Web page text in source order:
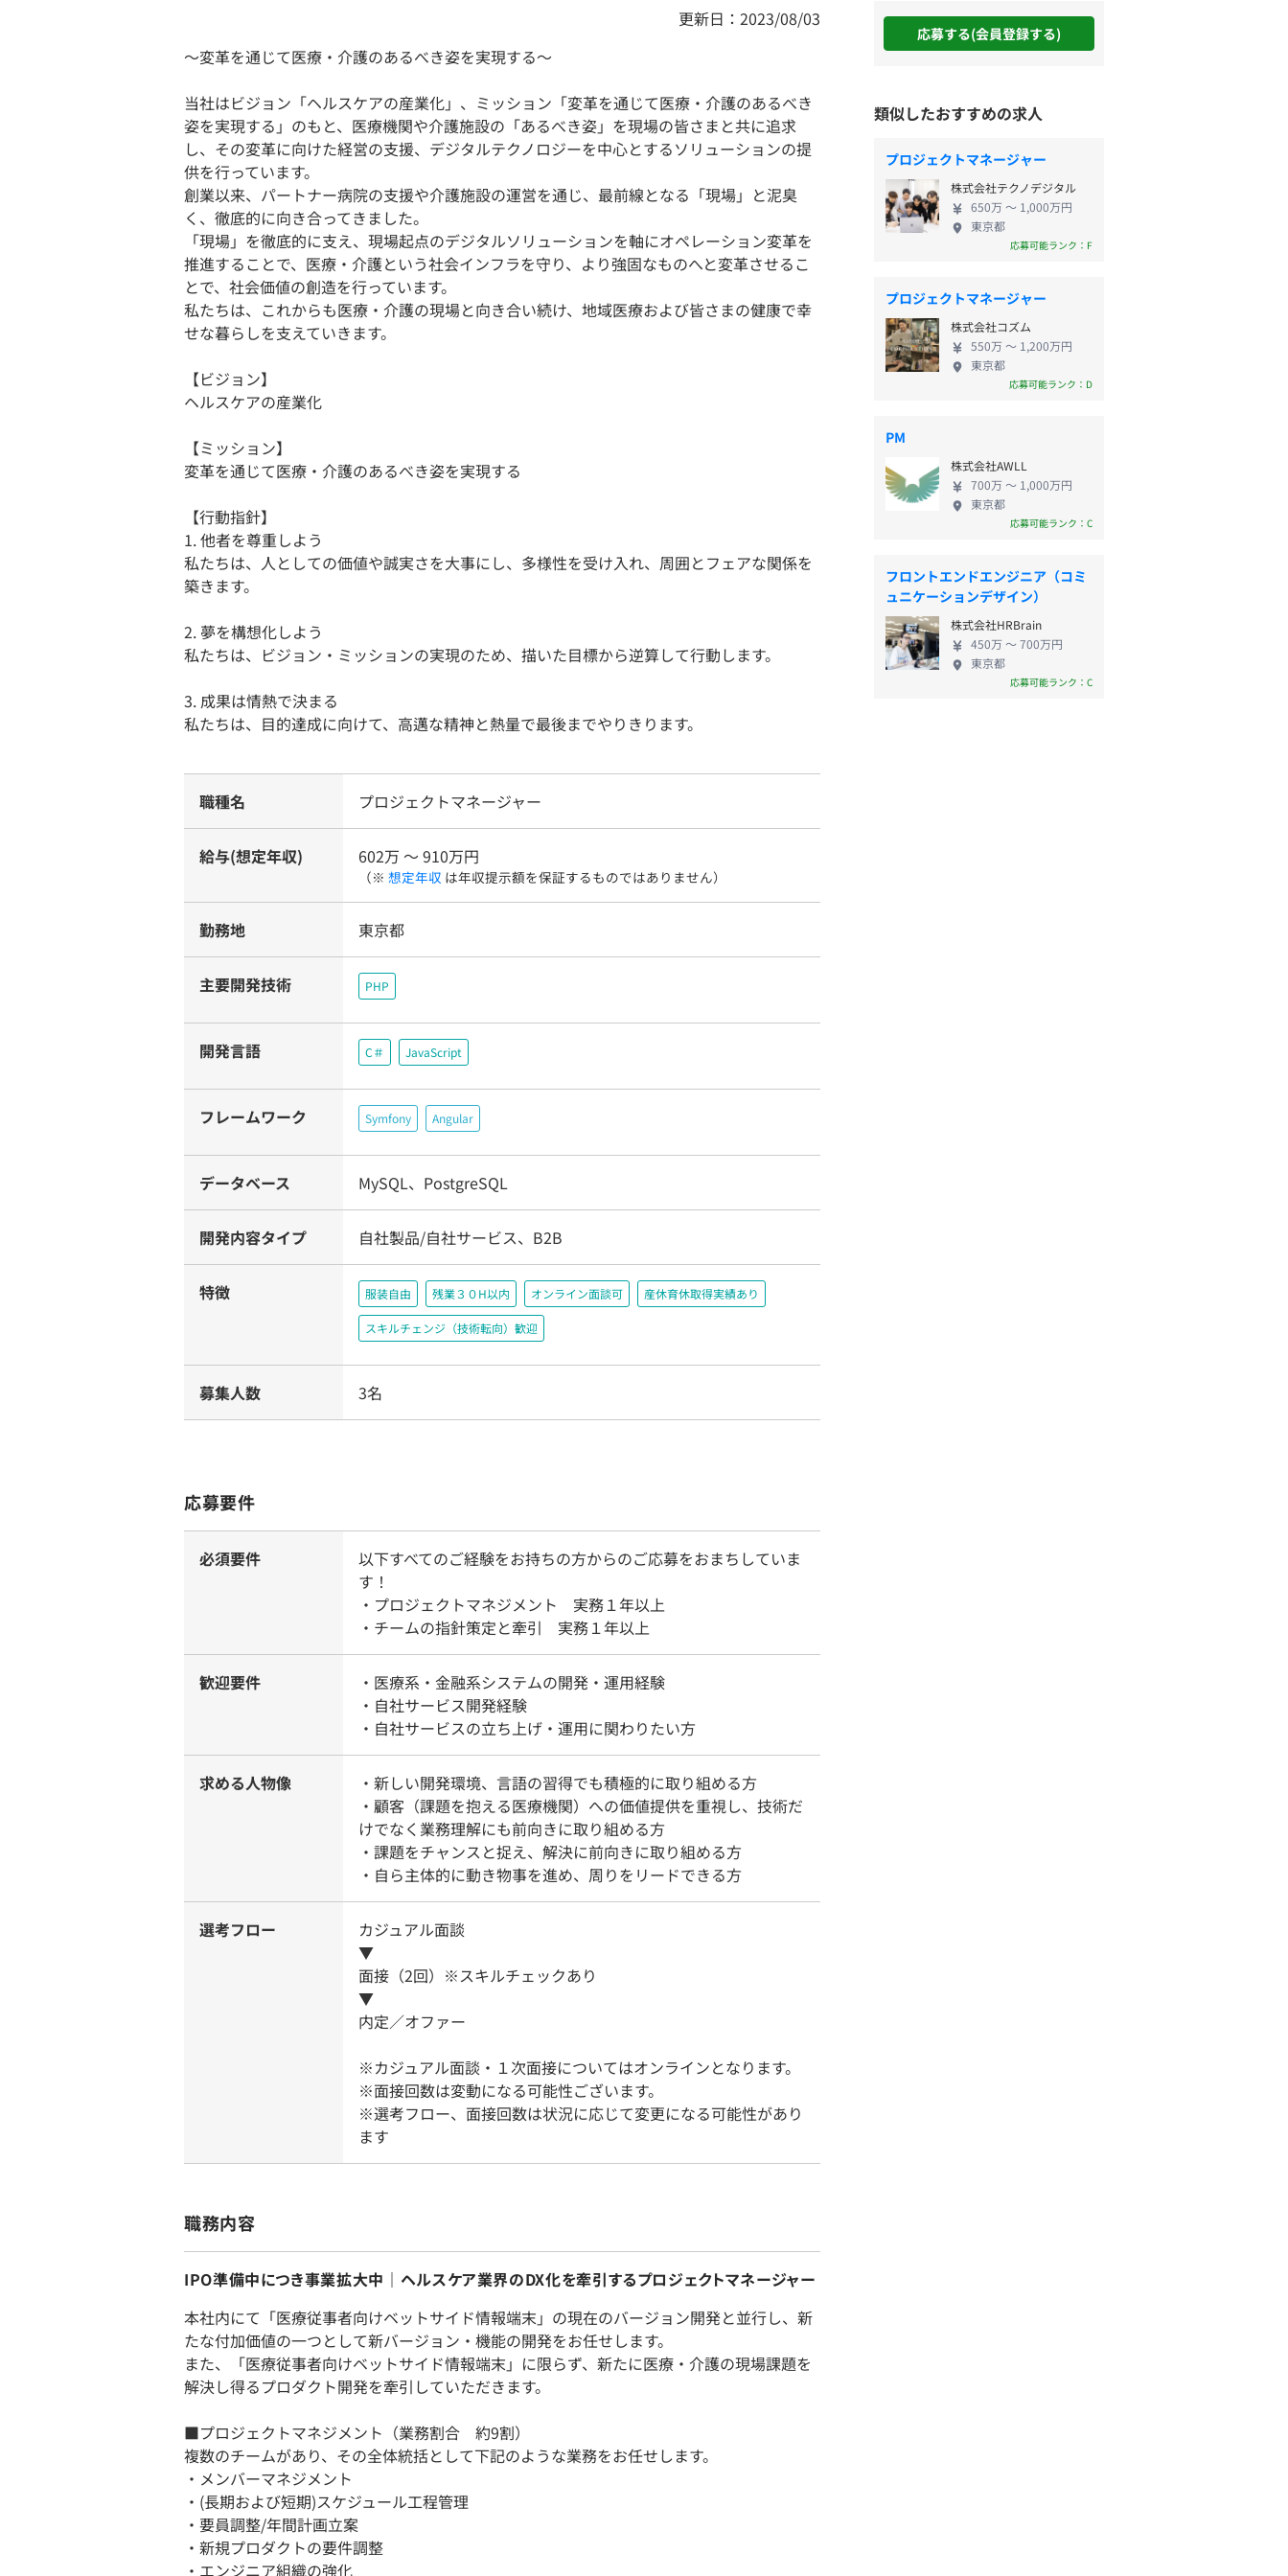
更新日：2023/08/03
〜変革を通じて医療・介護のあるべき姿を実現する〜
当社はビジョン「ヘルスケアの産業化」、ミッション「変革を通じて医療・介護のあるべき
姿を実現する」のもと、医療機関や介護施設の「あるべき姿」を現場の皆さまと共に追求
し、その変革に向けた経営の支援、デジタルテクノロジーを中心とするソリューションの提
供を行っています。
創業以来、パートナー病院の支援や介護施設の運営を通じ、最前線となる「現場」と泥臭
く、徹底的に向き合ってきました。
「現場」を徹底的に支え、現場起点のデジタルソリューションを軸にオペレーション変革を
推進することで、医療・介護という社会インフラを守り、より強固なものへと変革させるこ
とで、社会価値の創造を行っています。
私たちは、これからも医療・介護の現場と向き合い続け、地域医療および皆さまの健康で幸
せな暮らしを支えていきます。
【ビジョン】
ヘルスケアの産業化
【ミッション】
変革を通じて医療・介護のあるべき姿を実現する
【行動指針】
1. 他者を尊重しよう
私たちは、人としての価値や誠実さを大事にし、多様性を受け入れ、周囲とフェアな関係を
築きます。
2. 夢を構想化しよう
私たちは、ビジョン・ミッションの実現のため、描いた目標から逆算して行動します。
3. 成果は情熱で決まる
私たちは、目的達成に向けて、高邁な精神と熱量で最後までやりきります。
職種名 プロジェクトマネージャー
給与(想定年収) 602万 〜 910万円
（※ 想定年収 は年収提示額を保証するものではありません）
勤務地 東京都
主要開発技術 PHP
開発言語 C＃ JavaScript
フレームワーク Symfony Angular
データベース MySQL、PostgreSQL
開発内容タイプ 自社製品/自社サービス、B2B
特徴 服装自由 残業３０H以内 オンライン面談可 産休育休取得実績あり
スキルチェンジ（技術転向）歓迎
募集人数 3名
応募要件
必須要件
以下すべてのご経験をお持ちの方からのご応募をおまちしていま
す！
・プロジェクトマネジメント 実務１年以上
・チームの指針策定と牽引 実務１年以上
歓迎要件
・医療系・金融系システムの開発・運用経験
・自社サービス開発経験
・自社サービスの立ち上げ・運用に関わりたい方
求める人物像
・新しい開発環境、言語の習得でも積極的に取り組める方
・顧客（課題を抱える医療機関）への価値提供を重視し、技術だ
けでなく業務理解にも前向きに取り組める方
・課題をチャンスと捉え、解決に前向きに取り組める方
・自ら主体的に動き物事を進め、周りをリードできる方
選考フロー
カジュアル面談
▼
面接（2回）※スキルチェックあり
▼
内定／オファー
※カジュアル面談・１次面接についてはオンラインとなります。
※面接回数は変動になる可能性ございます。
※選考フロー、面接回数は状況に応じて変更になる可能性があり
ます
職務内容
IPO準備中につき事業拡大中｜ヘルスケア業界のDX化を牽引するプロジェクトマネージャー
本社内にて「医療従事者向けベットサイド情報端末」の現在のバージョン開発と並行し、新
たな付加価値の一つとして新バージョン・機能の開発をお任せします。
また、「医療従事者向けベットサイド情報端末」に限らず、新たに医療・介護の現場課題を
解決し得るプロダクト開発を牽引していただきます。
■プロジェクトマネジメント（業務割合 約9割）
複数のチームがあり、その全体統括として下記のような業務をお任せします。
・メンバーマネジメント
・(長期および短期)スケジュール工程管理
・要員調整/年間計画立案
・新規プロダクトの要件調整
・エンジニア組織の強化
応募する(会員登録する)
類似したおすすめの求人
プロジェクトマネージャー
株式会社テクノデジタル
650万 〜 1,000万円
東京都
応募可能ランク：F
プロジェクトマネージャー
株式会社コズム
550万 〜 1,200万円
東京都
応募可能ランク：D
PM
株式会社AWLL
700万 〜 1,000万円
東京都
応募可能ランク：C
フロントエンドエンジニア（コミ
ュニケーションデザイン）
株式会社HRBrain
450万 〜 700万円
東京都
応募可能ランク：C